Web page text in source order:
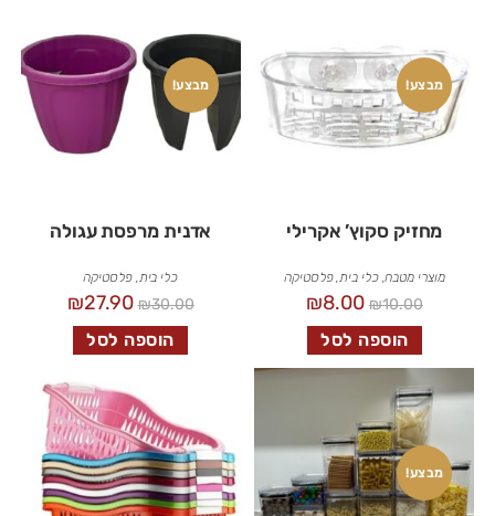
מבצע!
מחזיק סקוץ’ אקרילי
מוצרי מטבח,כלי בית ,פלסטיקה
₪10.00
₪8.00
הוספה לסל
מבצע!
אדנית מרפסת עגולה
כלי בית ,פלסטיקה
₪30.00
₪27.90
הוספה לסל
מבצע!